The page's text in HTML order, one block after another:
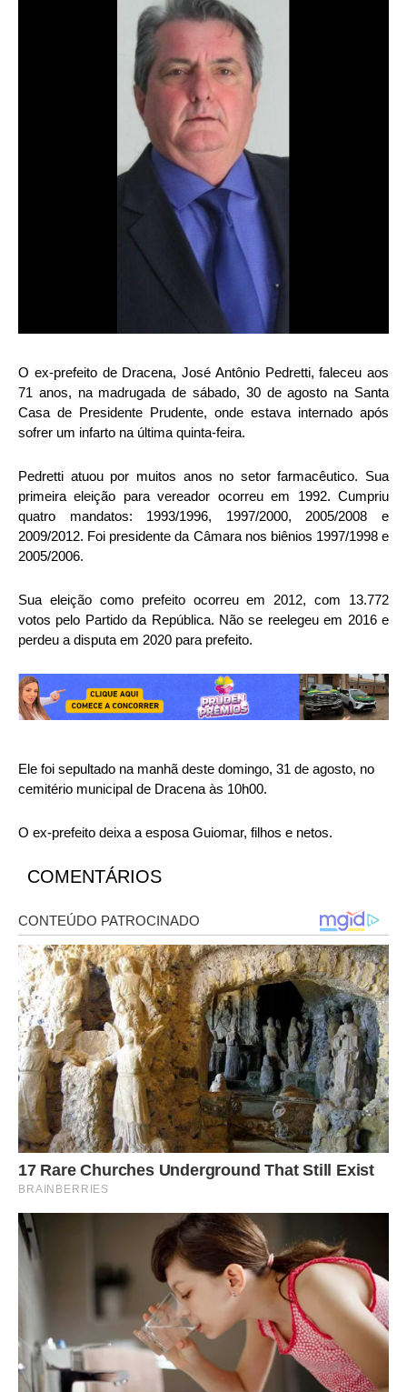
O ex-prefeito de Dracena, José Antônio Pedretti, faleceu aos
71 anos, na madrugada de sábado, 30 de agosto na Santa
Casa de Presidente Prudente, onde estava internado após
sofrer um infarto na última quinta-feira.
Pedretti atuou por muitos anos no setor farmacêutico. Sua
primeira eleição para vereador ocorreu em 1992. Cumpriu
quatro mandatos: 1993/1996, 1997/2000, 2005/2008 e
2009/2012. Foi presidente da Câmara nos biênios 1997/1998 e
2005/2006.
Sua eleição como prefeito ocorreu em 2012, com 13.772
votos pelo Partido da República. Não se reelegeu em 2016 e
perdeu a disputa em 2020 para prefeito.
Ele foi sepultado na manhã deste domingo, 31 de agosto, no
cemitério municipal de Dracena às 10h00.
O ex-prefeito deixa a esposa Guiomar, filhos e netos.
COMENTÁRIOS